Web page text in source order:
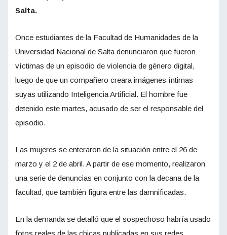
Salta.
Once estudiantes de la Facultad de Humanidades de la
Universidad Nacional de Salta denunciaron que fueron
víctimas de un episodio de violencia de género digital,
luego de que un compañero creara imágenes íntimas
suyas utilizando Inteligencia Artificial. El hombre fue
detenido este martes, acusado de ser el responsable del
episodio.
Las mujeres se enteraron de la situación entre el 26 de
marzo y el 2 de abril. A partir de ese momento, realizaron
una serie de denuncias en conjunto con la decana de la
facultad, que también figura entre las damnificadas.
En la demanda se detalló que el sospechoso habría usado
fotos reales de las chicas publicadas en sus redes